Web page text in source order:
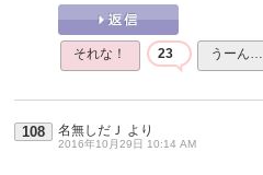
それな！ 23 うーん…
108 名無しだＪ より
2016年10月29日 10:14 AM